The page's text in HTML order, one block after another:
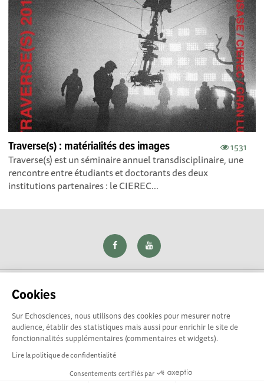
Cookies
Sur Echosciences, nous utilisons des cookies pour mesurer notre
audience, établir des statistiques mais aussi pour enrichir le site de
fonctionnalités supplémentaires (commentaires et widgets).
Lire la politique de confidentialité
Consentements certifiés par
1531
Traverse(s) : matérialités des images
Traverse(s) est un séminaire annuel transdisciplinaire, une
rencontre entre étudiants et doctorants des deux
institutions partenaires : le CIEREC...
Explorer, s’exprimer, rentrer en contact : Echosciences Loire
est le réseau social des amateurs de sciences et de
technologies du territoire. Propulsé parLa Rotonde
Mentions légales|Politique de confidentialité